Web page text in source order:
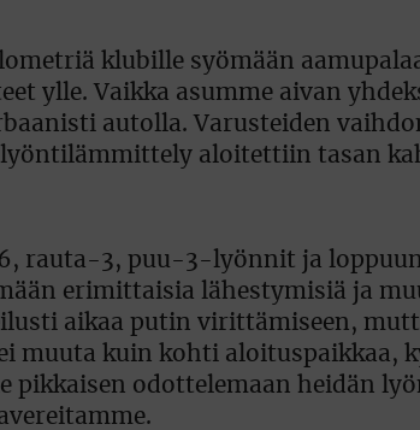
klubille syömään
ylle. Vaikka asumme aivan
autolla. Varusteiden
aloitettiin tasan
rauta-3, puu-3-lyönnit ja
erimittaisia lähestymisiä ja
aikaa putin virittämiseen,
muuta kuin kohti aloituspaikkaa,
pikkaisen odottelemaan heidän